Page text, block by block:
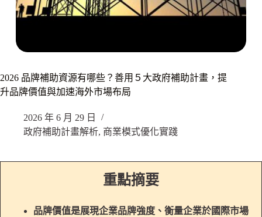
2026 品牌補助資源有哪些？善用５大政府補助計畫，提
升品牌價值與加速海外市場布局
2026 年 6 月 29 日
政府補助計畫解析, 商業模式優化實踐
重點摘要
品牌價值是展現企業品牌強度、衡量企業於國際市場